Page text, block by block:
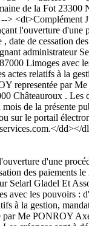
de la Fot 23300
> <dt>Complément
l'ouverture d'une
date de cessation
administrateur
Limoges avec
actes relatifs à la
representée par
Châteauroux . Les
mois de la présente
sur le portail
dd></
d'une
des paiements
Selarl Gladel Et
avec les pouvoirs :
à la gestion,
par Me PONROY